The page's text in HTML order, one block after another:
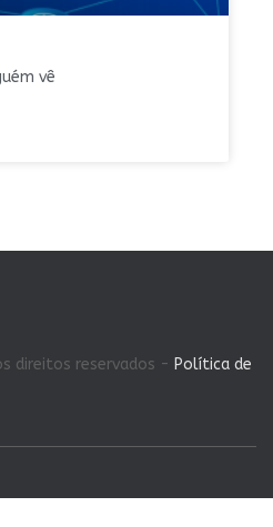
vê
direitos reservados - Política de